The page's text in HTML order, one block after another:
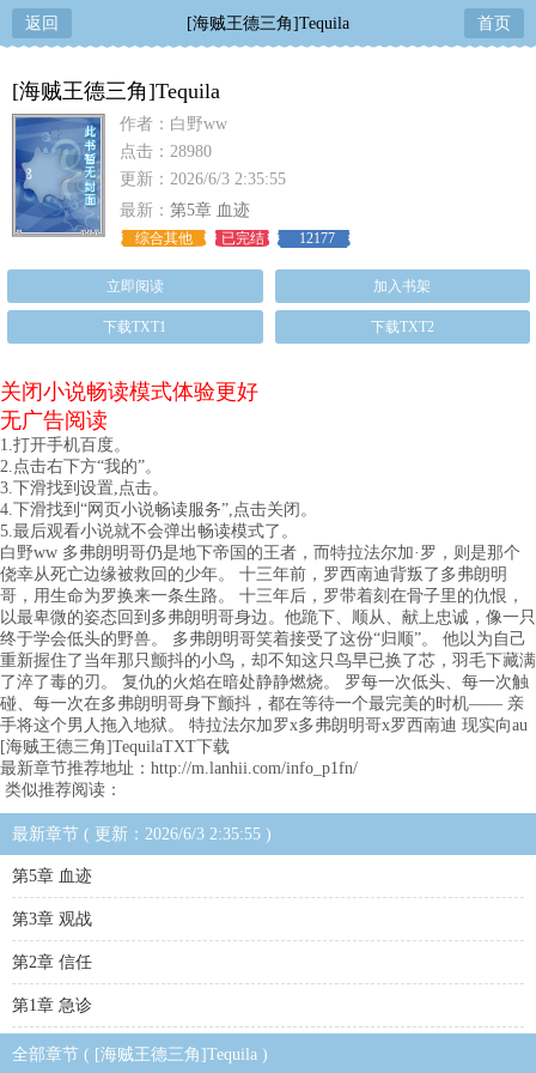
返回 [海贼王德三角]Tequila 首页
[海贼王德三角]Tequila
作者：白野ww
点击：28980
更新：2026/6/3 2:35:55
最新： 第5章 血迹
综合其他 已完结 12177
立即阅读 加入书架
下载TXT1 下载TXT2
关闭小说畅读模式体验更好
无广告阅读
1.打开手机百度。
2.点击右下方“我的”。
3.下滑找到设置,点击。
4.下滑找到“网页小说畅读服务”,点击关闭。
5.最后观看小说就不会弹出畅读模式了。
白野ww 多弗朗明哥仍是地下帝国的王者，而特拉法尔加·罗，则是那个
侥幸从死亡边缘被救回的少年。 十三年前，罗西南迪背叛了多弗朗明
哥，用生命为罗换来一条生路。 十三年后，罗带着刻在骨子里的仇恨，
以最卑微的姿态回到多弗朗明哥身边。他跪下、顺从、献上忠诚，像一只
终于学会低头的野兽。 多弗朗明哥笑着接受了这份“归顺”。 他以为自己
重新握住了当年那只颤抖的小鸟，却不知这只鸟早已换了芯，羽毛下藏满
了淬了毒的刃。 复仇的火焰在暗处静静燃烧。 罗每一次低头、每一次触
碰、每一次在多弗朗明哥身下颤抖，都在等待一个最完美的时机—— 亲
手将这个男人拖入地狱。 特拉法尔加罗x多弗朗明哥x罗西南迪 现实向au
[海贼王德三角]TequilaTXT下载
最新章节推荐地址：http://m.lanhii.com/info_p1fn/
类似推荐阅读：
最新章节 ( 更新：2026/6/3 2:35:55 )
第5章 血迹
第3章 观战
第2章 信任
第1章 急诊
全部章节 ( [海贼王德三角]Tequila )